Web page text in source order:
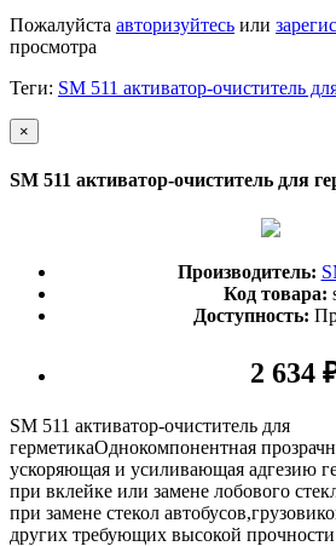
Пожалуйста авторизуйтесь или
просмотра
Теги: SM 511 активатор-очиститель
×
SM 511 активатор-очиститель для
Производитель:
Код товара:
Доступность:
2 634
SM 511 активатор-очиститель для
герметикаОднокомпонентная
ускоряющая и усиливающая адгезию
при вклейке или замене лобового
при замене стекол
других требующих высокой